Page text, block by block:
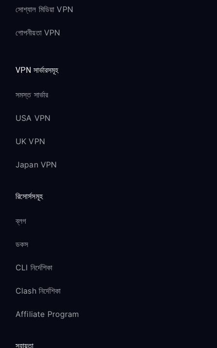
সোশ্যাল মিডিয়া VPN
গোপনীয়তা VPN
VPN সার্ভারসমূহ
সমস্ত সার্ভার
USA VPN
UK VPN
Japan VPN
রিসোর্সসমূহ
ব্লগ
ডকস
CLI নির্দেশিকা
Clash নির্দেশিকা
Affiliate Program
সহায়তা